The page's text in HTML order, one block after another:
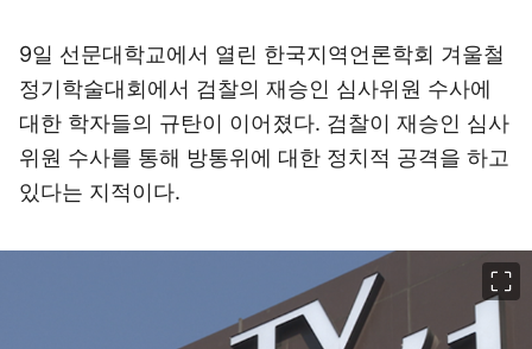
9일 선문대학교에서 열린 한국지역언론학회 겨울철
정기학술대회에서 검찰의 재승인 심사위원 수사에
대한 학자들의 규탄이 이어졌다. 검찰이 재승인 심사
위원 수사를 통해 방통위에 대한 정치적 공격을 하고
있다는 지적이다.